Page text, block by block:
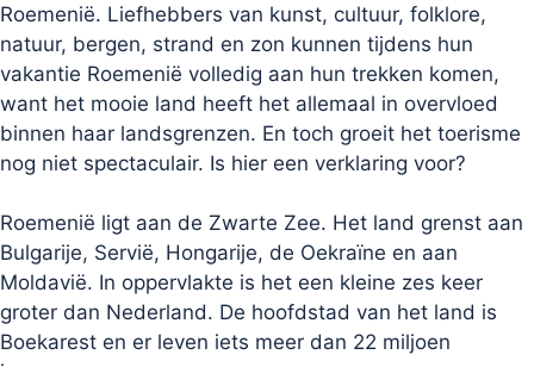
Roemenië. Liefhebbers van kunst, cultuur, folklore,
natuur, bergen, strand en zon kunnen tijdens hun
vakantie Roemenië volledig aan hun trekken komen,
want het mooie land heeft het allemaal in overvloed
binnen haar landsgrenzen. En toch groeit het toerisme
nog niet spectaculair. Is hier een verklaring voor?
Roemenië ligt aan de Zwarte Zee. Het land grenst aan
Bulgarije, Servië, Hongarije, de Oekraïne en aan
Moldavië. In oppervlakte is het een kleine zes keer
groter dan Nederland. De hoofdstad van het land is
Boekarest en er leven iets meer dan 22 miljoen